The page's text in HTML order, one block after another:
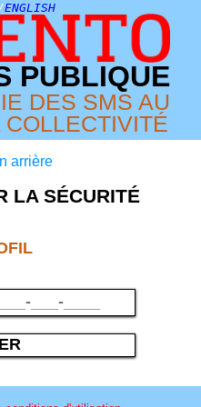
ENGLISH
PUBLIQUE
DES SMS AU
arrière
LA SÉCURITÉ